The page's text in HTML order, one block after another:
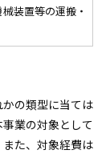
装置等の運搬・
の類型に当ては
業の対象として
た、対象経費は